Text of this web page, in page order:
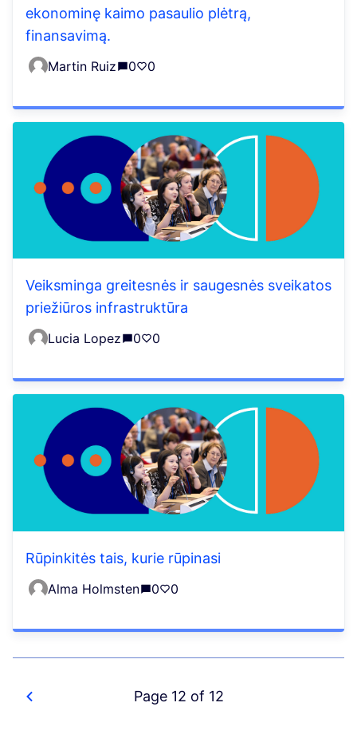
ekonominę kaimo pasaulio plėtrą,
finansavimą.
Martin Ruiz 0 0
Veiksminga greitesnės ir saugesnės sveikatos
priežiūros infrastruktūra
Lucia Lopez 0 0
Rūpinkitės tais, kurie rūpinasi
Alma Holmsten 0 0
Page 12 of 12